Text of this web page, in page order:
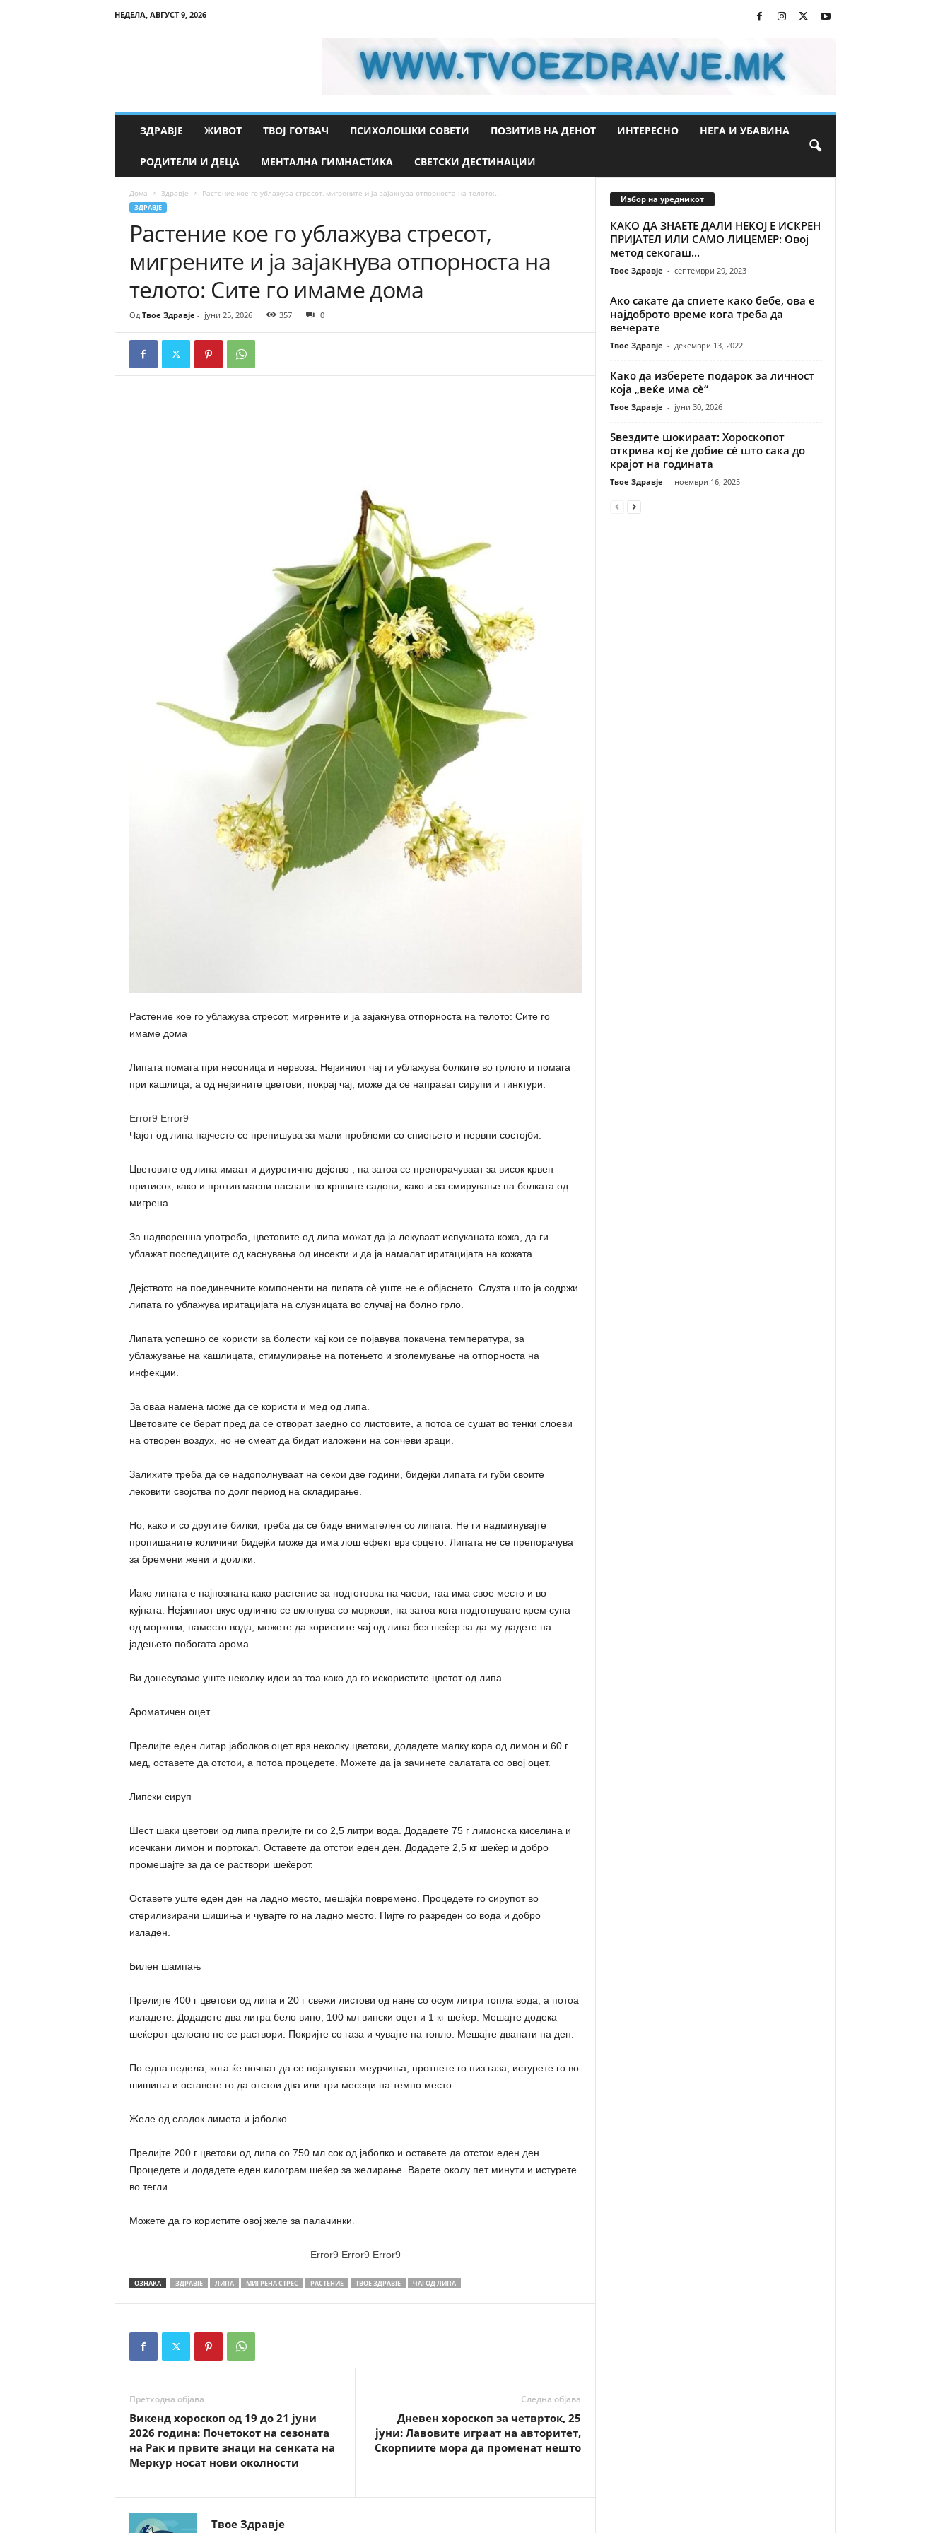
НЕДЕЛА, АВГУСТ 9, 2026
ЗДРАВЈЕ ЖИВОТ ТВОЈ ГОТВАЧ ПСИХОЛОШКИ СОВЕТИ ПОЗИТИВ НА ДЕНОТ ИНТЕРЕСНО НЕГА И УБАВИНА
РОДИТЕЛИ И ДЕЦА МЕНТАЛНА ГИМНАСТИКА СВЕТСКИ ДЕСТИНАЦИИ
Дома Здравје Растение кое го ублажува стресот, мигрените и ја зајакнува отпорноста на телото:...
ЗДРАВЈЕ
Растение кое го ублажува стресот,
мигрените и ја зајакнува отпорноста на
телото: Сите го имаме дома
Од Твое Здравје - јуни 25, 2026 357 0
Растение кое го ублажува стресот, мигрените и ја зајакнува отпорноста на телото: Сите го
имаме дома
Липата помага при несоница и нервоза. Нејзиниот чај ги ублажува болките во грлото и помага
при кашлица, а од нејзините цветови, покрај чај, може да се направат сирупи и тинктури.
Error9 Error9
Чајот од липа најчесто се препишува за мали проблеми со спиењето и нервни состојби.
Цветовите од липа имаат и диуретично дејство , па затоа се препорачуваат за висок крвен
притисок, како и против масни наслаги во крвните садови, како и за смирување на болката од
мигрена.
За надворешна употреба, цветовите од липа можат да ја лекуваат испуканата кожа, да ги
ублажат последиците од каснувања од инсекти и да ја намалат иритацијата на кожата.
Дејството на поединечните компоненти на липата сè уште не е објаснето. Слузта што ја содржи
липата го ублажува иритацијата на слузницата во случај на болно грло.
Липата успешно се користи за болести кај кои се појавува покачена температура, за
ублажување на кашлицата, стимулирање на потењето и зголемување на отпорноста на
инфекции.
За оваа намена може да се користи и мед од липа.
Цветовите се берат пред да се отворат заедно со листовите, а потоа се сушат во тенки слоеви
на отворен воздух, но не смеат да бидат изложени на сончеви зраци.
Залихите треба да се надополнуваат на секои две години, бидејќи липата ги губи своите
лековити својства по долг период на складирање.
Но, како и со другите билки, треба да се биде внимателен со липата. Не ги надминувајте
пропишаните количини бидејќи може да има лош ефект врз срцето. Липата не се препорачува
за бремени жени и доилки.
Иако липата е најпозната како растение за подготовка на чаеви, таа има свое место и во
кујната. Нејзиниот вкус одлично се вклопува со моркови, па затоа кога подготвувате крем супа
од моркови, наместо вода, можете да користите чај од липа без шеќер за да му дадете на
јадењето побогата арома.
Ви донесуваме уште неколку идеи за тоа како да го искористите цветот од липа.
Ароматичен оцет
Прелијте еден литар јаболков оцет врз неколку цветови, додадете малку кора од лимон и 60 г
мед, оставете да отстои, а потоа процедете. Можете да ја зачинете салатата со овој оцет.
Липски сируп
Шест шаки цветови од липа прелијте ги со 2,5 литри вода. Додадете 75 г лимонска киселина и
исечкани лимон и портокал. Оставете да отстои еден ден. Додадете 2,5 кг шеќер и добро
промешајте за да се раствори шеќерот.
Оставете уште еден ден на ладно место, мешајќи повремено. Процедете го сирупот во
стерилизирани шишиња и чувајте го на ладно место. Пијте го разреден со вода и добро
изладен.
Билен шампањ
Прелијте 400 г цветови од липа и 20 г свежи листови од нане со осум литри топла вода, а потоа
изладете. Додадете два литра бело вино, 100 мл вински оцет и 1 кг шеќер. Мешајте додека
шеќерот целосно не се раствори. Покријте со газа и чувајте на топло. Мешајте двапати на ден.
По една недела, кога ќе почнат да се појавуваат меурчиња, протнете го низ газа, истурете го во
шишиња и оставете го да отстои два или три месеци на темно место.
Желе од сладок лимета и јаболко
Прелијте 200 г цветови од липа со 750 мл сок од јаболко и оставете да отстои еден ден.
Процедете и додадете еден килограм шеќер за желирање. Варете околу пет минути и истурете
во тегли.
Можете да го користите овој желе за палачинки
Error9 Error9 Error9
ОЗНАКА ЗДРАВЈЕ ЛИПА МИГРЕНА СТРЕС РАСТЕНИЕ ТВОЕ ЗДРАВЈЕ ЧАЈ ОД ЛИПА
Претходна објава
Викенд хороскоп од 19 до 21 јуни
2026 година: Почетокот на сезоната
на Рак и првите знаци на сенката на
Меркур носат нови околности
Следна објава
Дневен хороскоп за четврток, 25
јуни: Лавовите играат на авторитет,
Скорпиите мора да променат нешто
Твое Здравје
Избор на уредникот
КАКО ДА ЗНАЕТЕ ДАЛИ НЕКОЈ Е ИСКРЕН
ПРИЈАТЕЛ ИЛИ САМО ЛИЦЕМЕР: Овој
метод секогаш...
Твое Здравје - септември 29, 2023
Ако сакате да спиете како бебе, ова е
најдоброто време кога треба да
вечерате
Твое Здравје - декември 13, 2022
Како да изберете подарок за личност
која „веќе има сè“
Твое Здравје - јуни 30, 2026
Ѕвездите шокираат: Хороскопот
открива кој ќе добие сè што сака до
крајот на годината
Твое Здравје - ноември 16, 2025